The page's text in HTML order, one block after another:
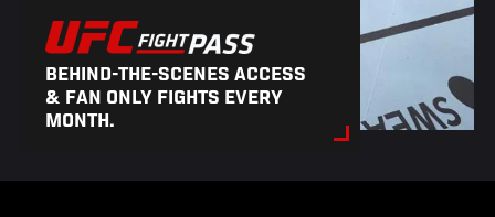
BEHIND-THE-SCENES ACCESS
& FAN ONLY FIGHTS EVERY
MONTH.